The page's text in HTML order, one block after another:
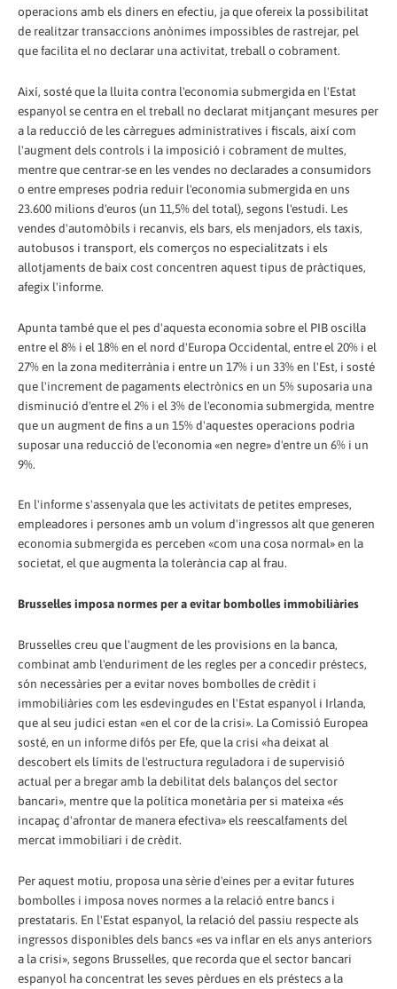
operacions amb els diners en efectiu, ja que ofereix la possibilitat
de realitzar transaccions anònimes impossibles de rastrejar, pel
que facilita el no declarar una activitat, treball o cobrament.
Així, sosté que la lluita contra l'economia submergida en l'Estat
espanyol se centra en el treball no declarat mitjançant mesures per
a la reducció de les càrregues administratives i fiscals, així com
l'augment dels controls i la imposició i cobrament de multes,
mentre que centrar-se en les vendes no declarades a consumidors
o entre empreses podria reduir l'economia submergida en uns
23.600 milions d'euros (un 11,5% del total), segons l'estudi. Les
vendes d'automòbils i recanvis, els bars, els menjadors, els taxis,
autobusos i transport, els comerços no especialitzats i els
allotjaments de baix cost concentren aquest tipus de pràctiques,
afegix l'informe.
Apunta també que el pes d'aquesta economia sobre el PIB oscil·la
entre el 8% i el 18% en el nord d'Europa Occidental, entre el 20% i el
27% en la zona mediterrània i entre un 17% i un 33% en l'Est, i sosté
que l'increment de pagaments electrònics en un 5% suposaria una
disminució d'entre el 2% i el 3% de l'economia submergida, mentre
que un augment de fins a un 15% d'aquestes operacions podria
suposar una reducció de l'economia «en negre» d'entre un 6% i un
9%.
En l'informe s'assenyala que les activitats de petites empreses,
empleadores i persones amb un volum d'ingressos alt que generen
economia submergida es perceben «com una cosa normal» en la
societat, el que augmenta la tolerància cap al frau.
Brussel·les imposa normes per a evitar bombolles immobiliàries
Brussel·les creu que l'augment de les provisions en la banca,
combinat amb l'enduriment de les regles per a concedir préstecs,
són necessàries per a evitar noves bombolles de crèdit i
immobiliàries com les esdevingudes en l'Estat espanyol i Irlanda,
que al seu judici estan «en el cor de la crisi». La Comissió Europea
sosté, en un informe difós per Efe, que la crisi «ha deixat al
descobert els límits de l'estructura reguladora i de supervisió
actual per a bregar amb la debilitat dels balanços del sector
bancari», mentre que la política monetària per si mateixa «és
incapaç d'afrontar de manera efectiva» els reescalfaments del
mercat immobiliari i de crèdit.
Per aquest motiu, proposa una sèrie d'eines per a evitar futures
bombolles i imposa noves normes a la relació entre bancs i
prestataris. En l'Estat espanyol, la relació del passiu respecte als
ingressos disponibles dels bancs «es va inflar en els anys anteriors
a la crisi», segons Brussel·les, que recorda que el sector bancari
espanyol ha concentrat les seves pèrdues en els préstecs a la